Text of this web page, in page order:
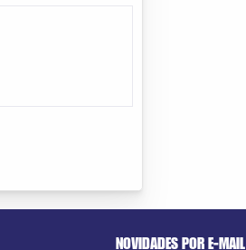
NOVIDADES POR E-MAIL